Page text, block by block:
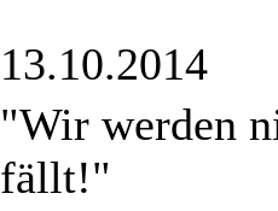
13.10.2014
"Wir werden
fällt!"